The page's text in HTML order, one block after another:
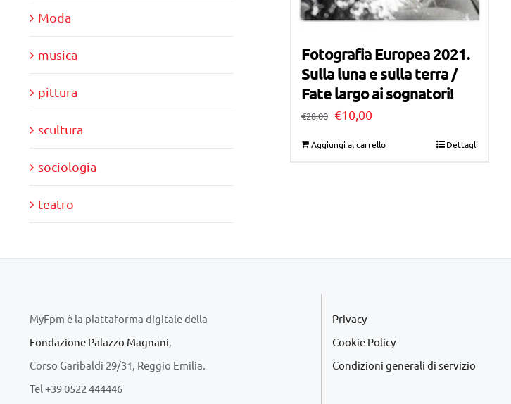
Fotografia Europea 2021.
Sulla luna e sulla terra /
Fate largo ai sognatori!
€28,00 Il
€10,00Il
Aggiungi al carrello Dettagli
Moda
musica
pittura
scultura
sociologia
teatro
MyFpm è la piattaforma digitale della
Fondazione Palazzo Magnani
Corso Garibaldi 29/31, Reggio Emilia.
Tel +39 0522 444446
Privacy
Cookie Policy
Condizioni generali di servizio